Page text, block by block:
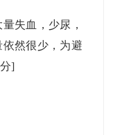
失血，少尿，
然很少，为避
]